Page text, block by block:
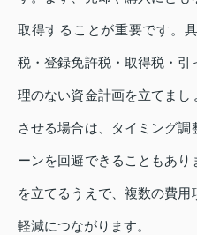
取得することが重要です。
税・登録免許税・取得税・
理のない資金計画を立てま
させる場合は、タイミング
ーンを回避できることもあ
を立てるうえで、複数の費
軽減につながります。